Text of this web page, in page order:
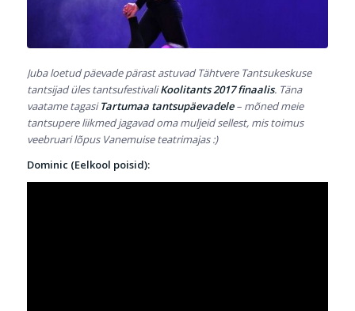
Juba loetud päevade pärast astuvad Tähtvere Tantsukeskuse
tantsijad üles tantsufestivaliKoolitants 2017 finaalis. Täna
vaatame tagasiTartumaa tantsupäevadele– mõned meie
tantsupere liikmed jagavad oma muljeid sellest, mis toimus
veebruari lõpus Vanemuise teatrimajas :)
Dominic (Eelkool poisid):